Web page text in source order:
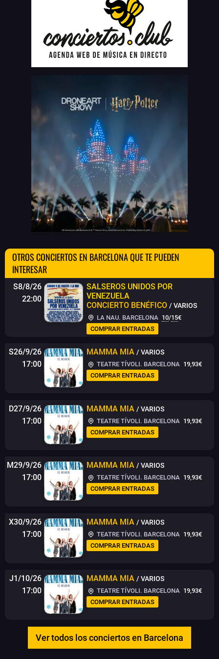
OTROS CONCIERTOS EN BARCELONA QUE TE PUEDEN
INTERESAR
S8/8/26
22:00
SALSEROS UNIDOS POR
VENEZUELA
CONCIERTO BENÉFICO / VARIOS
LA NAU. BARCELONA 10/15€
COMPRAR ENTRADAS
S26/9/26
17:00
MAMMA MIA / VARIOS
TEATRE TÍVOLI. BARCELONA 19,93€
COMPRAR ENTRADAS
D27/9/26
17:00
MAMMA MIA / VARIOS
TEATRE TÍVOLI. BARCELONA 19,93€
COMPRAR ENTRADAS
M29/9/26
17:00
MAMMA MIA / VARIOS
TEATRE TÍVOLI. BARCELONA 19,93€
COMPRAR ENTRADAS
X30/9/26
17:00
MAMMA MIA / VARIOS
TEATRE TÍVOLI. BARCELONA 19,93€
COMPRAR ENTRADAS
J1/10/26
17:00
MAMMA MIA / VARIOS
TEATRE TÍVOLI. BARCELONA 19,93€
COMPRAR ENTRADAS
Ver todos los conciertos en Barcelona